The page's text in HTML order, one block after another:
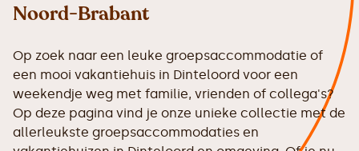
Noord-Brabant
Op zoek naar een leuke groepsaccommodatie of
een mooi vakantiehuis in Dinteloord voor een
weekendje weg met familie, vrienden of collega's?
Op deze pagina vind je onze unieke collectie met de
allerleukste groepsaccommodaties en